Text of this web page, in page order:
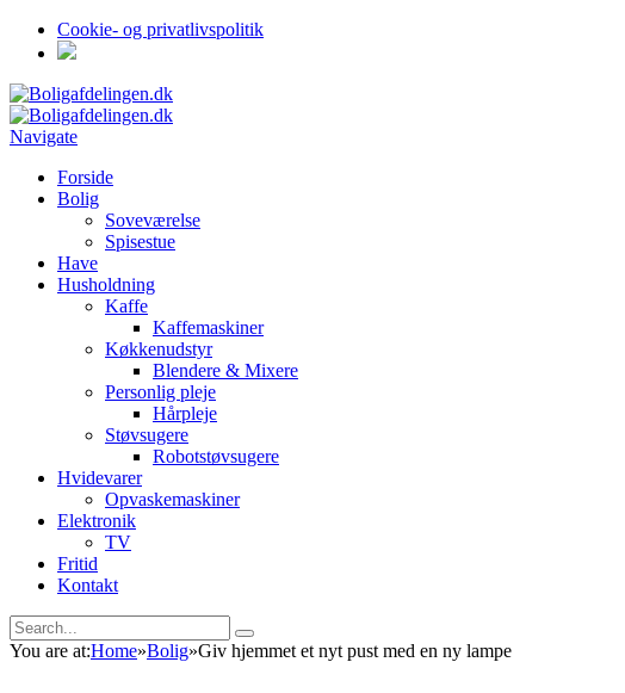
Cookie- og privatlivspolitik
Navigate
Forside
Bolig
Soveværelse
Spisestue
Have
Husholdning
Kaffe
Kaffemaskiner
Køkkenudstyr
Blendere & Mixere
Personlig pleje
Hårpleje
Støvsugere
Robotstøvsugere
Hvidevarer
Opvaskemaskiner
Elektronik
TV
Fritid
Kontakt
You are at:Home»Bolig»Giv hjemmet et nyt pust med en ny lampe